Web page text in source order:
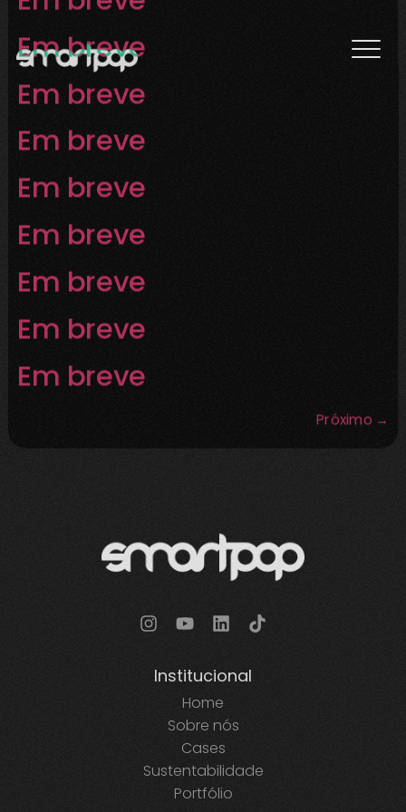
Em breve
Em breve
Em breve
Em breve
Em breve
Em breve
Em breve
Em breve
Próximo →
Institucional
Home
Sobre nós
Cases
Sustentabilidade
Portfólio